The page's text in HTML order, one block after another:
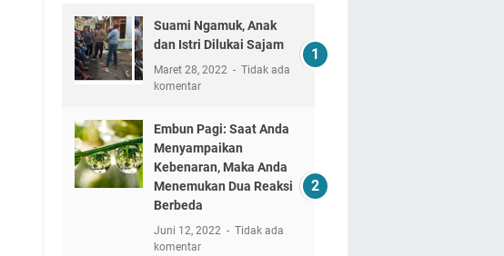
Suami Ngamuk, Anak
dan Istri Dilukai Sajam
Maret 28, 2022
Tidak ada
komentar
Embun Pagi: Saat Anda
Menyampaikan
Kebenaran, Maka Anda
Menemukan Dua Reaksi
Berbeda
Juni 12, 2022
Tidak ada
komentar